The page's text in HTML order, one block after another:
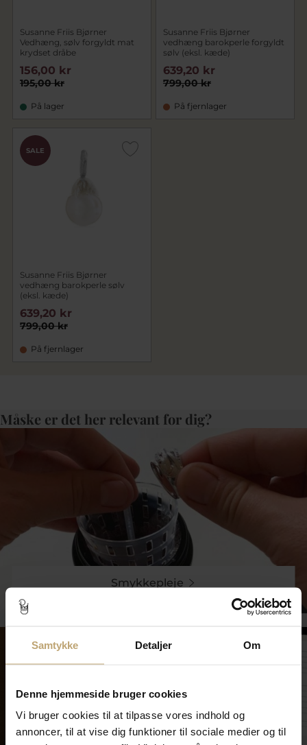
Samtykke Detaljer Om
Denne hjemmeside bruger cookies
Vi bruger cookies til at tilpasse vores indhold og
annoncer, til at vise dig funktioner til sociale medier og til
Susanne Friis Bjørner
Vedhæng, sølv forgyldt mat
krydset dråbe
195,00 kr
156,00 kr
På lager
Susanne Friis Bjørner
vedhæng barokperle forgyldt
sølv (eksl. kæde)
799,00 kr
639,20 kr
På fjernlager
SALE
Susanne Friis Bjørner
vedhæng barokperle sølv
(eksl. kæde)
799,00 kr
639,20 kr
På fjernlager
Måske er det her relevant for dig?
Smykkepleje